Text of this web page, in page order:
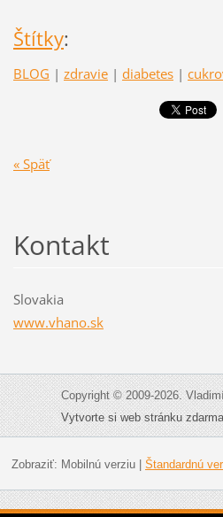
Štítky:
BLOG | zdravie | diabetes |
« Späť
Kontakt
Slovakia
www.vhano.sk
Copyright © 2009-2026.
Vytvorte si web stránku
Zobraziť: Mobilnú verziu| Štandardnú